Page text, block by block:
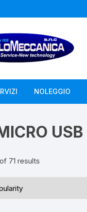
Fotocopiatori
Misuratori Fiscali
Telecamere
NOLEGGIO
USB
71 results